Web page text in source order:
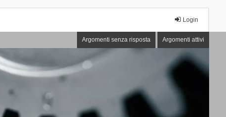
Login
Argomenti senza risposta Argomenti attivi